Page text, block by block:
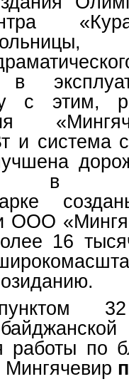
с этим,
и система
в
ООО
16
пунктом
по
Мингячевир